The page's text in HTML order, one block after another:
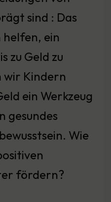
sind : Das
ein
zu Geld zu
wir Kindern
ein Werkzeug
gesundes
Wie
fördern?